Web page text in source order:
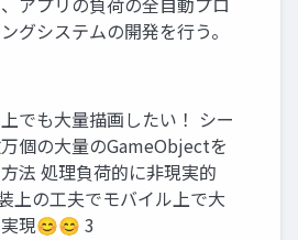
グシステムの開発を行う。
でも大量描画したい！ シー
個の大量のGameObjectを
法 処理負荷的に非現実的
上の工夫でモバイル上で大
現😊😊 3